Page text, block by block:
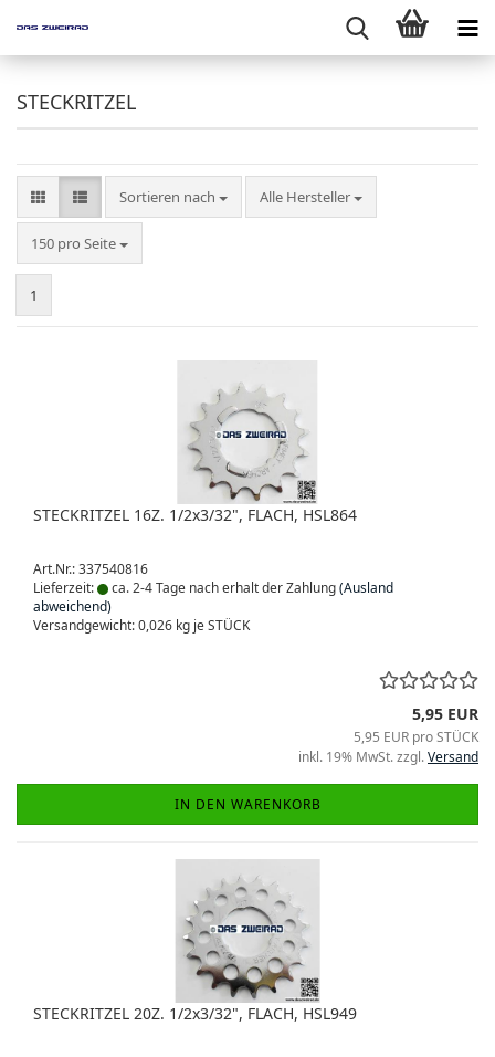
STECKRITZEL
Sortieren nach
Sortieren nach Alle Hersteller
150 pro Seite
pro Seite
1
STECKRITZEL 16Z. 1/2x3/32", FLACH, HSL864
Art.Nr.: 337540816
Lieferzeit:
ca. 2-4 Tage nach erhalt der Zahlung(Ausland
abweichend)
Versandgewicht:0,026 kg je STÜCK
5,95 EUR
5,95 EUR pro STÜCK
inkl. 19% MwSt. zzgl.Versand
IN DEN WARENKORB
STECKRITZEL 20Z. 1/2x3/32", FLACH, HSL949